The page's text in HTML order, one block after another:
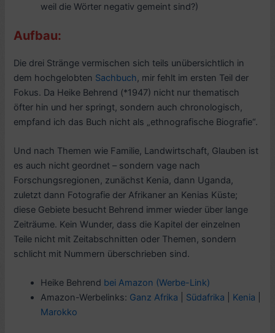
weil die Wörter negativ gemeint sind?)
Aufbau:
Die drei Stränge vermischen sich teils unübersichtlich in
dem hochgelobten Sachbuch, mir fehlt im ersten Teil der
Fokus. Da Heike Behrend (*1947) nicht nur thematisch
öfter hin und her springt, sondern auch chronologisch,
empfand ich das Buch nicht als „ethnografische Biografie“.
Und nach Themen wie Familie, Landwirtschaft, Glauben ist
es auch nicht geordnet – sondern vage nach
Forschungsregionen, zunächst Kenia, dann Uganda,
zuletzt dann Fotografie der Afrikaner an Kenias Küste;
diese Gebiete besucht Behrend immer wieder über lange
Zeiträume. Kein Wunder, dass die Kapitel der einzelnen
Teile nicht mit Zeitabschnitten oder Themen, sondern
schlicht mit Nummern überschrieben sind.
Heike Behrend bei Amazon (Werbe-Link)
Amazon-Werbelinks: Ganz Afrika Südafrika Kenia
Marokko